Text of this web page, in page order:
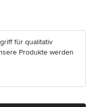
für qualitativ
Produkte werden